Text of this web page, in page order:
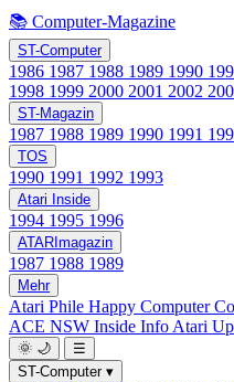
📚 Computer-Magazine
ST-Computer
1986 1987 1988 1989 1990
1998 1999 2000 2001 2002
ST-Magazin
1987 1988 1989 1990 1991
TOS
1990 1991 1992 1993
Atari Inside
1994 1995 1996
ATARImagazin
1987 1988 1989
Mehr
Atari Phile Happy Computer
ACE NSW Inside Info Atari
🌞 🌙
☰
ST-Computer ▾